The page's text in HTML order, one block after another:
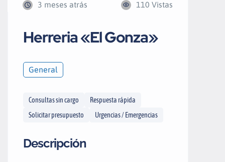
3 meses atrás 110 Vistas
Herreria «El Gonza»
General
Consultas sin cargo
Respuesta rápida
Solicitar presupuesto
Urgencias / Emergencias
Descripción